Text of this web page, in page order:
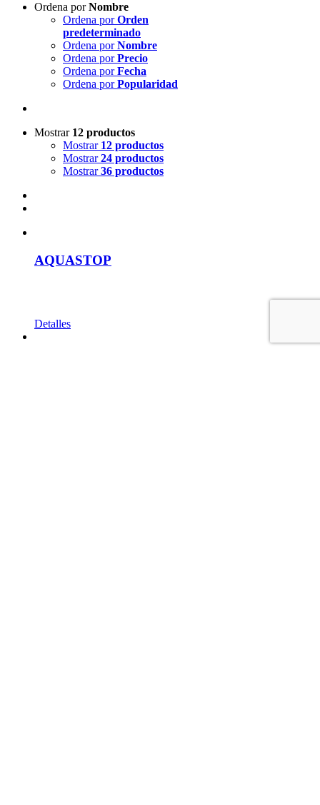
Ordena porNombre
Ordena porOrden
predeterminado
Ordena porNombre
Ordena porPrecio
Ordena porFecha
Ordena porPopularidad
Mostrar 12 productos
Mostrar 12 productos
Mostrar24 productos
Mostrar36 productos
AQUASTOP
Detalles